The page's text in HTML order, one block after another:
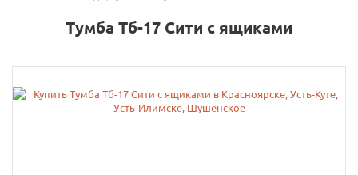
Тумба Тб-17 Сити с ящиками